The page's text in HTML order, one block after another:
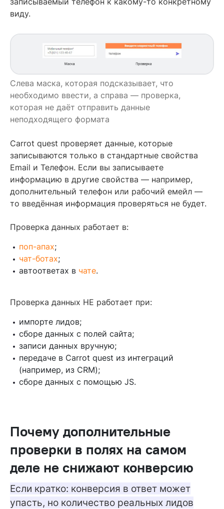
виду.
Слева маска, которая подсказывает, что
необходимо ввести, а справа — проверка,
которая не даёт отправить данные
неподходящего формата
Carrot quest проверяет данные, которые
записываются только в стандартные свойства
Email и Телефон. Если вы записываете
информацию в другие свойства — например,
дополнительный телефон или рабочий емейл —
то введённая информация проверяться не будет.
Проверка данных работает в:
поп-апах;
чат-ботах;
автоответах в чате.
Проверка данных НЕ работает при:
импорте лидов;
сборе данных с полей сайта;
записи данных вручную;
передаче в Carrot quest из интеграций
(например, из CRM);
сборе данных с помощью JS.
Почему дополнительные
проверки в полях на самом
деле не снижают конверсию
Если кратко: конверсия в ответ может
упасть, но количество реальных лидов